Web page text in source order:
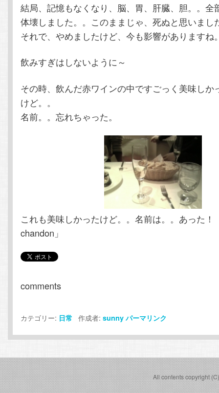
結局、記憶もなくなり、脳、胃、肝臓、胆。。全
体壊しました。。このままじゃ、死ぬと思いまし
それで、やめましたけど、今も影響がありますね
飲みすぎはしないように～
その時、飲んだ赤ワインの中ですごっく美味しか
けど。。
名前。。忘れちゃった。
これも美味しかったけど。。名前は。。あった
chandon」
comments
カテゴリー: 日常 作成者:sunny パーマリンク
All contents copyright